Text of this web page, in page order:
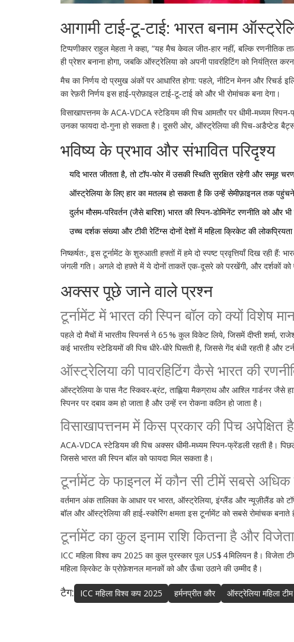
आगामी टाई‑टू‑टाई: भारत बनाम
टिप्पणीकारराहुल मेहताने कहा, “यह मैच केवल जीत‑हार नहीं, बल्कि रणनीतिक
ही प्रेशर बनाना होगा, जबकि ऑस्ट्रेलिया को अपनी पावरहिटिंग को नियंत्रित
मैच का निर्णय दो प्रमुख अंकों पर आधारित होगा: पहले, नीटिन मेनन औररिचर्ड
का रेफ़री निर्णय इस हाई‑प्रोफ़ाइल टाई‑टू‑टाई को और भी रोमांचक बना देगा।
विसाखापत्तनम के ACA‑VDCA स्टेडियम की पिच आमतौर पर धीमी‑मध्यम
उनका फायदा दो‑गुना हो सकता है। दूसरी ओर, ऑस्ट्रेलिया की पिच‑अडैप्टेड
भविष्य के प्रभाव और संभावित परिदृश्य
यदि भारत जीतता है, तो टॉप‑फोर में उसकी स्थिति सुरक्षित रहेगी और समूह
ऑस्ट्रेलिया के लिए हार का मतलब हो सकता है कि उन्हें सेमीफ़ाइनल तक
दुर्लभ मौसम‑परिवर्तन (जैसे बारिश) भारत की स्पिन‑डोमिनेंट रणनीति को
उच्च दर्शक संख्या और टीवी रेटिंग्स दोनों देशों में महिला क्रिकेट की
निष्कर्षतः, इस टूर्नामेंट के शुरुआती हफ्तों में हमे दो स्पष्ट प्रवृत्तियाँ दिख रही हैं:
जंगली गति। अगले दो हफ़्ते में ये दोनों ताकतें एक-दूसरे को परखेंगी, और दर्शकों को
अक्सर पूछे जाने वाले प्रश्न
टूर्नामेंट में भारत की स्पिन बॉल को क्यों विशेष
पहले दो मैचों में भारतीय स्पिनर्स ने 65 % कुल विकेट लिये, जिसमें दीप्ती शर्मा,
कई भारतीय स्टेडियमों की पिच धीरे‑धीरे घिसती है, जिससे गेंद बंधी रहती है और
ऑस्ट्रेलिया की पावरहिटिंग कैसे भारत की
ऑस्ट्रेलिया के पास नैट स्किवर‑ब्रंट, ताह्लिया मैकग्राथ और आश्लि गार्डनर
स्पिनर पर दबाव कम हो जाता है और उन्हें रन रोकना कठिन हो जाता है।
विसाखापत्तनम में किस प्रकार की पिच अपेक्षित
ACA‑VDCA स्टेडियम की पिच अक्सर धीमी‑मध्यम स्पिन‑फ्रेंडली रहती है।
जिससे भारत की स्पिन बॉल को फायदा मिल सकता है।
टूर्नामेंट के फाइनल में कौन सी टीमें सबसे अधिक
वर्तमान अंक तालिका के आधार पर भारत, ऑस्ट्रेलिया, इंग्लैंड और न्यूज़ीलैंड को
बॉल और ऑस्ट्रेलिया की हाई‑स्कोरिंग क्षमता इस टूर्नामेंट को सबसे रोमांचक बनाते
टूर्नामेंट का कुल इनाम राशि कितना है और
ICC महिला विश्व कप 2025 का कुल पुरस्कार पूल US$ 4 मिलियन है।
महिला क्रिकेट के प्रोफ़ेशनल मानकों को और ऊँचा उठाने की उम्मीद है।
टैग: ICC महिला विश्व कप 2025 हर्मनप्रीत कौर ऑस्ट्रेलिया महिला टीम